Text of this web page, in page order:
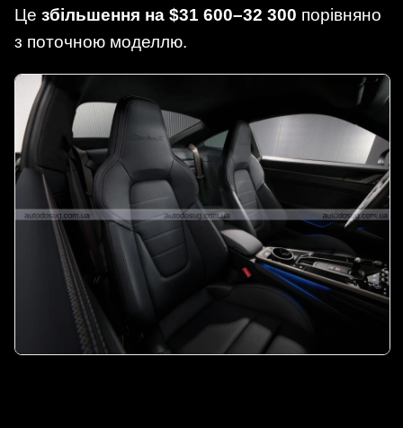
Це збільшення на $31 600–32 300 порівняно
з поточною моделлю.